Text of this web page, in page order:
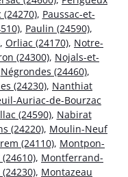
(24270), Paussac-et-
, Paulin (24590),
, Orliac (24170), Notre-
(24300), Nojals-et-
Négrondes (24460),
(24230), Nanthiat
Auriac-de-Bourzac
(24590), Nabirat
(24220), Moulin-Neuf
(24110), Montpon-
, Montferrand-
, Montazeau